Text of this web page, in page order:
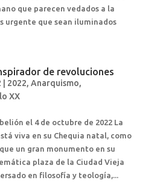
que parecen vedados a la
urgente que sean iluminados
de revoluciones
2022, Anarquismo,
XX
el 4 de octubre de 2022 La
viva en su Chequia natal, como
un gran monumento en su
plaza de la Ciudad Vieja
en filosofía y teología,...